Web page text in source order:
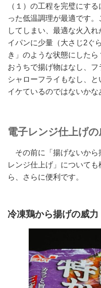
（１）の工程を完璧にする
った低温調理が最適です
してしまい、最適な火入
イパンに少量（大さじ2ぐ
き」のような状態にしたら
おうちで揚げ物はなし、
シャローフライもなし、
イケているのではないか
電子レンジ仕上げの
その前に「揚げないから
レンジ仕上げ」について
ら、さらに便利です。
冷凍鶏から揚げの威力